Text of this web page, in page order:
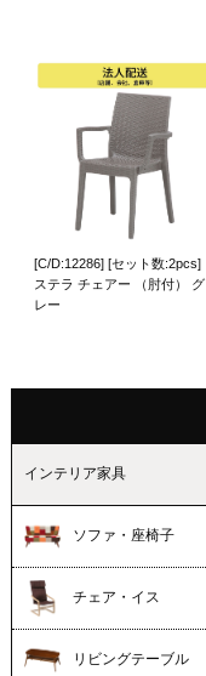
[C/D:12286] [セット数:2pcs]
ステラ チェアー （肘付） グ
レー
インテリア家具
ソファ・座椅子
チェア・イス
リビングテーブル